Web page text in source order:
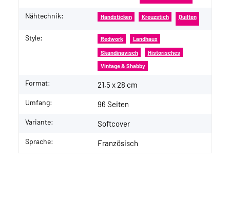
Nähtechnik: Handsticken Kreuzstich Quilten
Style: Redwork Landhaus
Skandinavisch Historisches
Vintage & Shabby
Format: 21,5 x 28 cm
Umfang: 96 Seiten
Variante: Softcover
Sprache: Französisch